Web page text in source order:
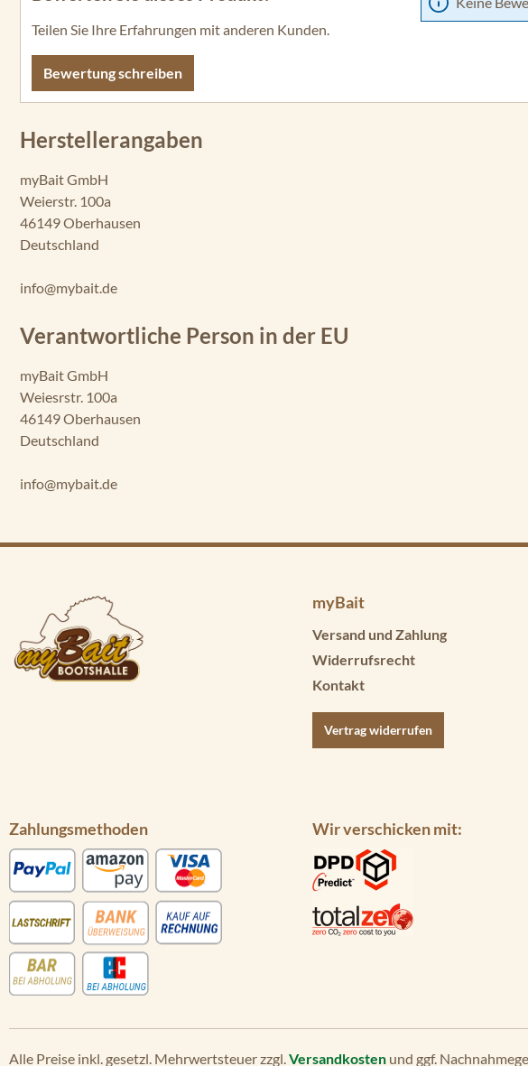
Teilen Sie Ihre Erfahrungen mit anderen Kunden.
Bewertung schreiben
Herstellerangaben
myBait GmbH
Weierstr. 100a
46149 Oberhausen
Deutschland
info@mybait.de
Verantwortliche Person in der EU
myBait GmbH
Weiesrstr. 100a
46149 Oberhausen
Deutschland
info@mybait.de
myBait
Versand und Zahlung
Widerrufsrecht
Kontakt
Vertrag widerrufen
Zahlungsmethoden Wir verschicken mit:
Alle Preise inkl. gesetzl. Mehrwertsteuer zzgl.Versandkosten und ggf.